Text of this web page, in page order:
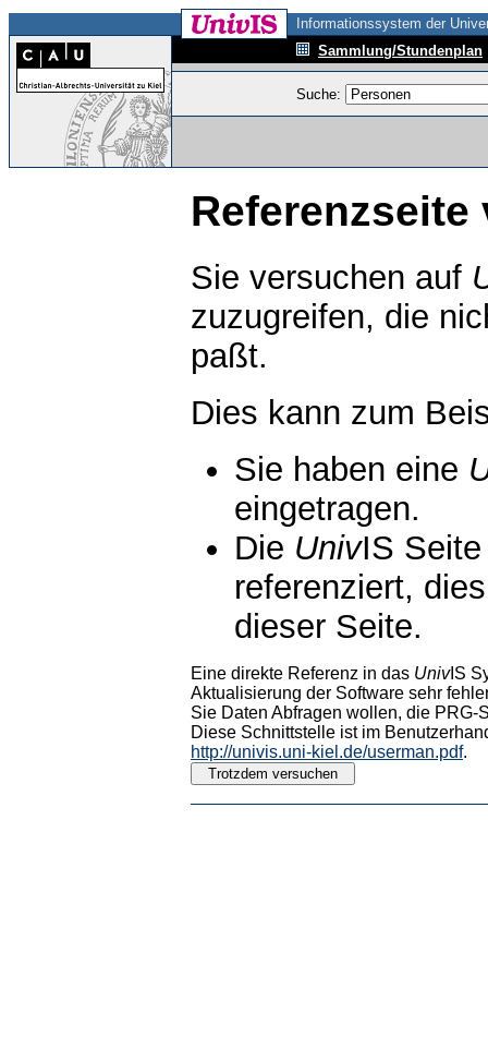
Informationssystem der
Sammlung/Stundenplan
Suche:
Referenzseite
Sie versuchen auf
zuzugreifen, die
paßt.
Dies kann zum
Sie haben eine
eingetragen.
Die UnivIS
referenziert,
dieser Seite.
Eine direkte Referenz in das UnivIS
Aktualisierung der Software sehr
Sie Daten Abfragen wollen, die PRG-
Diese Schnittstelle ist im
http://univis.uni-kiel.de/userman.pdf.